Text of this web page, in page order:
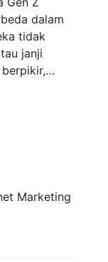
dalam
tidak
janji
Marketing